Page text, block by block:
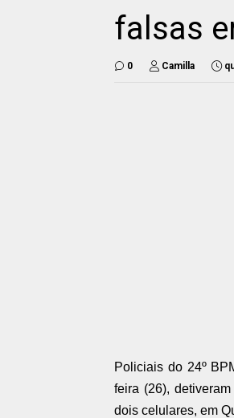
falsas
0 Camilla
Policiais do 24º
feira (26),
dois celulares, em